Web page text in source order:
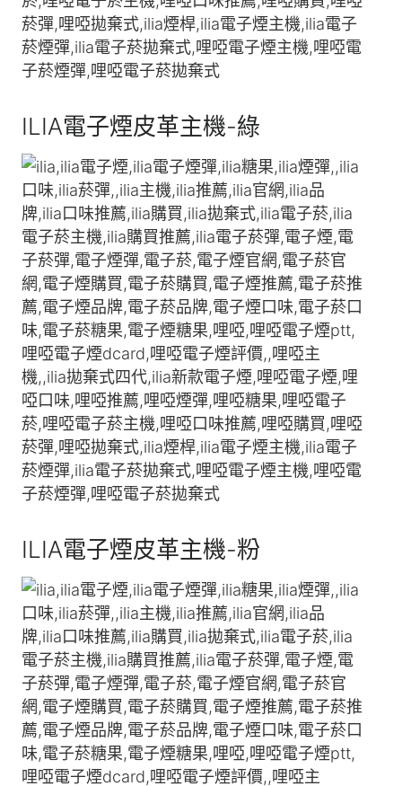
ILIA電子煙皮革主機-綠
ILIA電子煙皮革主機-粉